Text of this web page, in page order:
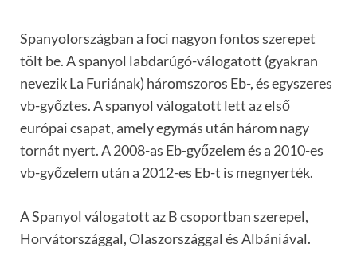
Spanyolországban a foci nagyon fontos szerepet
tölt be. A spanyol labdarúgó-válogatott (gyakran
nevezik La Furiának) háromszoros Eb-, és egyszeres
vb-győztes. A spanyol válogatott lett az első
európai csapat, amely egymás után három nagy
tornát nyert. A 2008-as Eb-győzelem és a 2010-es
vb-győzelem után a 2012-es Eb-t is megnyerték.
A Spanyol válogatott az B csoportban szerepel,
Horvátországgal, Olaszországgal és Albániával.